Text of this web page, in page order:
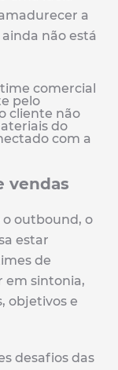
a
não está
comercial
pelo
cliente não
do
com a
vendas
outbound, o
estar
de
em sintonia,
objetivos e
desafios das